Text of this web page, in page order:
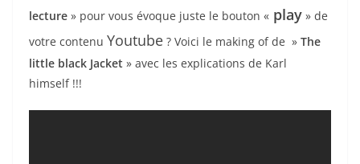
lecture » pour vous évoque juste le bouton « play » de
votre contenu Youtube ? Voici le making of de » The
little black Jacket » avec les explications de Karl
himself !!!